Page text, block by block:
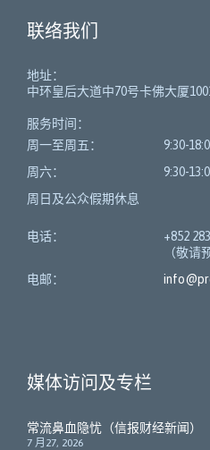
联络我们
地址：
中环皇后大道中70号卡佛大厦
服务时间：
周一至周五：
9:30-
周六：
9:30-
周日及公众假期休息
电话：
+852
（敬请
电邮：
媒体访问及专栏
常流鼻血隐忧（信报财经新闻）
7 月27, 2026